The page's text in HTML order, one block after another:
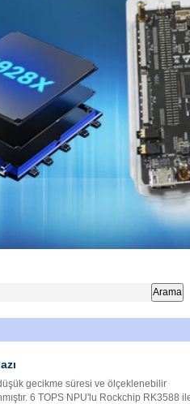
gecikme süresi ve ölçeklenebilir
6 TOPS NPU'lu Rockchip RK3588